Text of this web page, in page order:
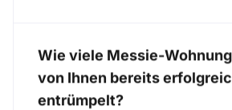
Wie viele Messie-
von Ihnen bereits
entrümpelt?